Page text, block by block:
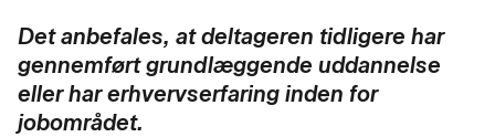
Det anbefales, at deltageren tidligere har
gennemført grundlæggende uddannelse
eller har erhvervserfaring inden for
jobområdet.